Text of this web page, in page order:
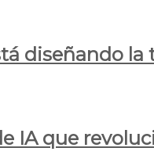
diseñando
IA que